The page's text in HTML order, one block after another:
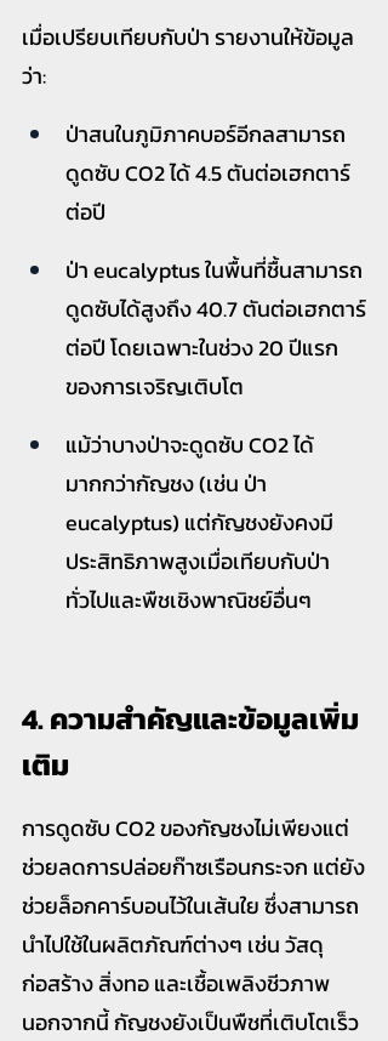
เมื่อเปรียบเทียบกับป่า รายงานให้ข้อมูล
ว่า:
ป่าสนในภูมิภาคบอร์อีกลสามารถ
ดูดซับ CO2 ได้ 4.5 ตันต่อเฮกตาร์
ต่อปี
ป่า eucalyptus ในพื้นที่ชื้นสามารถ
ดูดซับได้สูงถึง 40.7 ตันต่อเฮกตาร์
ต่อปี โดยเฉพาะในช่วง 20 ปีแรก
ของการเจริญเติบโต
แม้ว่าบางป่าจะดูดซับ CO2 ได้
มากกว่ากัญชง (เช่น ป่า
eucalyptus) แต่กัญชงยังคงมี
ประสิทธิภาพสูงเมื่อเทียบกับป่า
ทั่วไปและพืชเชิงพาณิชย์อื่นๆ
4. ความสำคัญและข้อมูลเพิ่ม
เติม
การดูดซับ CO2 ของกัญชงไม่เพียงแต่
ช่วยลดการปล่อยก๊าซเรือนกระจก แต่ยัง
ช่วยล็อกคาร์บอนไว้ในเส้นใย ซึ่งสามารถ
นำไปใช้ในผลิตภัณฑ์ต่างๆ เช่น วัสดุ
ก่อสร้าง สิ่งทอ และเชื้อเพลิงชีวภาพ
นอกจากนี้ กัญชงยังเป็นพืชที่เติบโตเร็ว